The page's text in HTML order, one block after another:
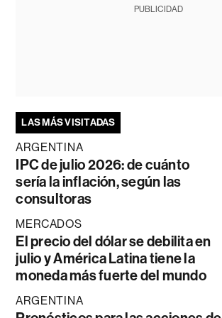
PUBLICIDAD
LAS MÁS VISITADAS
ARGENTINA
IPC de julio 2026: de cuánto
sería la inflación, según las
consultoras
MERCADOS
El precio del dólar se debilita en
julio y América Latina tiene la
moneda más fuerte del mundo
ARGENTINA